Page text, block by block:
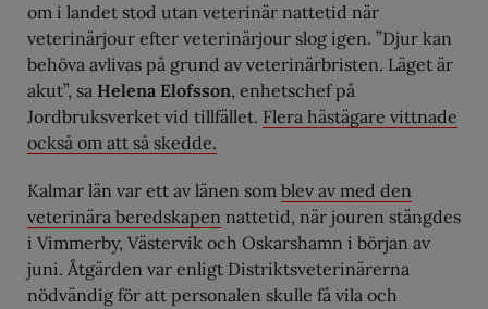
om i landet stod utan veterinär nattetid när
veterinärjour efter veterinärjour slog igen. ”Djur kan
behöva avlivas på grund av veterinärbristen. Läget är
akut”, sa Helena Elofsson, enhetschef på
Jordbruksverket vid tillfället. Flera hästägare vittnade
också om att så skedde.
Kalmar län var ett av länen som blev av med den
veterinära beredskapen nattetid, när jouren stängdes
i Vimmerby, Västervik och Oskarshamn i början av
juni. Åtgärden var enligt Distriktsveterinärerna
nödvändig för att personalen skulle få vila och